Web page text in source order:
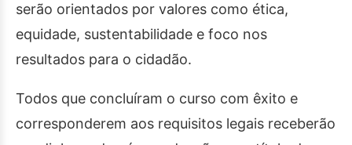
serão orientados por valores como ética,
equidade, sustentabilidade e foco nos
resultados para o cidadão.
Todos que concluíram o curso com êxito e
corresponderem aos requisitos legais receberão